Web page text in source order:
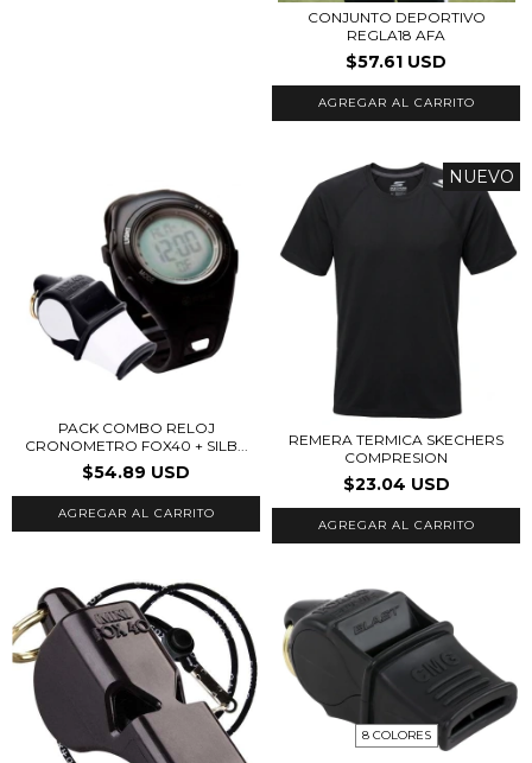
CONJUNTO DEPORTIVO
REGLA18 AFA
$57.61 USD
AGREGAR AL CARRITO
PACK COMBO RELOJ
CRONOMETRO FOX40 + SILB...
$54.89 USD
NUEVO
REMERA TERMICA SKECHERS
COMPRESION
$23.04 USD
AGREGAR AL CARRITO
8 COLORES